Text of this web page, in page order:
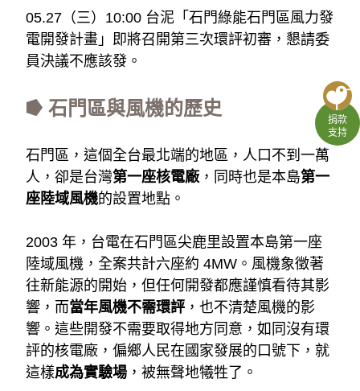
臉書
捐款
支持
05.27（三）10:00 台泥「石門綠能石門區風力發
電開發計畫」即將召開第三次環評初審，懇請委
員決議不應該發。
⭓ 石門區與風機的歷史
石門區，這個全台最北端的地區，人口不到一萬
人，卻是台灣第一座核電廠，同時也是本島第一
座陸域風機的設置地點。
2003 年，台電在石門區尖鹿里設置本島第一座
陸域風機，全案共計六座約 4MW。風機象徵著
往新能源的開始，但任何開發都應謹慎看待其影
響，而當年風機不需環評 ，也不清楚風機的影
響。這些開發不需要取得地方同意，如同沒有環
評的核電廠，偏鄉人民在國家發展的口號下，就
這樣成為實驗場 ，被無聲地犧牲了。